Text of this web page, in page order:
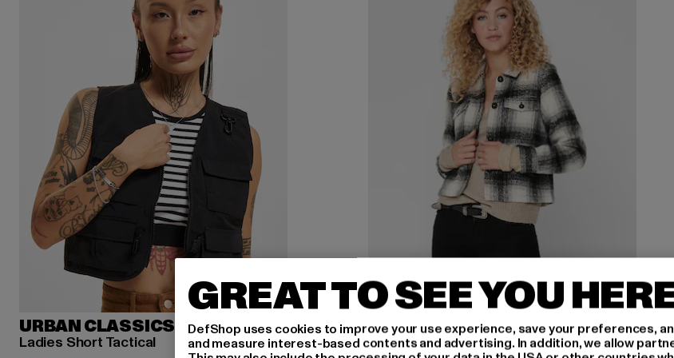
URBAN CLASSICS
Ladies Short Tactical
GREAT TO SEE YOU
DefShop uses cookies to improve your use experience, save your preferences,
and measure interest-based contents and advertising. In addition, we allow